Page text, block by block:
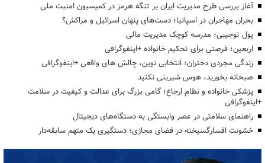
آغاز بررسی طرح مدیریت ایران بر تنگه هرمز در کمیسیون امنیت ملی
بحران مهاجران در اسپانیا؛ دست‌های پنهان اسرائیل و مراکش؟
پول توجیبی؛ مدرسه کوچک مدیریت مالی
اربعین؛ فرصتی برای تحکیم خانواده +اینفوگرافی
زندگی مجردی دختران؛ انتخابی نوین، چالش های واقعی +اینفوگرافی
صبحانه بخورید، هوس شیرینی نکنید
پزشکی خانواده و نظام ارجاع؛ گامی بزرگ برای عدالت و کیفیت در سلامت
+اینفوگرافی
راهنمای سلامتی در عصر وابستگی به دستگاه‌های دیجیتال
خشونت افسارگسیخته در فضای مجازی؛ دستگیری یک متهم سابقه‌دار